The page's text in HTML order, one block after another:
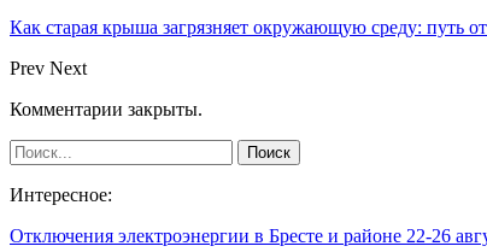
Как старая крыша загрязняет окружающую среду: путь
Prev Next
Комментарии закрыты.
Интересное:
Отключения электроэнергии в Бресте и районе 22-26